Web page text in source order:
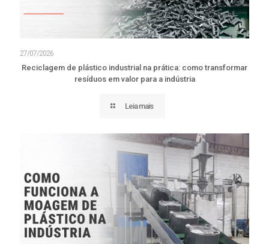
27/07/2026
Reciclagem de plástico industrial na prática: como transformar
resíduos em valor para a indústria
Leia mais